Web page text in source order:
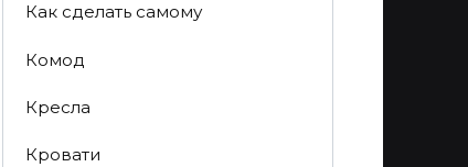
Как сделать самому
Комод
Кресла
Кровати